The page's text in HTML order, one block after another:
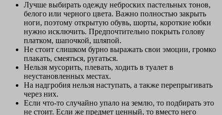
Лучше выбирать одежду неброских пастельных тонов,
белого или черного цвета. Важно полностью закрыть
ноги, поэтому открытую обувь, шорты, короткие юбки
нужно исключить. Предпочтительно покрыть голову
платком, шапочкой, шляпой.
Не стоит слишком бурно выражать свои эмоции, громко
плакать, смеяться, ругаться.
Нельзя мусорить, плевать, ходить в туалет в
неустановленных местах.
На надгробия нельзя наступать, а также перепрыгивать
через них.
Если что-то случайно упало на землю, то подбирать это
не стоит. Если же предмет ценный, то вместо него